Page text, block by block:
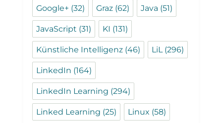
Google+ (32) Graz (62) Java (51)
JavaScript (31) KI (131)
Künstliche Intelligenz (46) LiL(296)
LinkedIn (164)
LinkedIn Learning (294)
Linked Learning (25) Linux (58)